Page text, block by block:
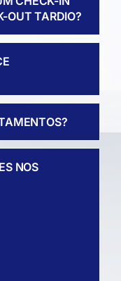
OUT TARDIO?
NOS